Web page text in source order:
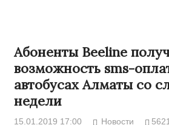
Абоненты Beeline
возможность sms-
автобусах Алматы со
недели
15.01.2019 17:00 Новости 5621